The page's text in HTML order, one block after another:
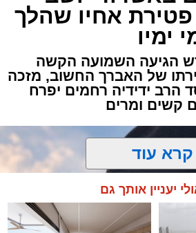
באשדוד, כתוצאה ממנו נפצע גבר כבן 30 באורח
יחד עם מתנדבי "הצלה
הוזעקו לזירה בעקבות דיווח
שהגיעו למקום העניקו
ראשוני, ולאחר מכן הוא פונה
כשמצבו מוגדר בינוני.
למקום סגרו את הזירה
נסיבות האירוע ולאיתור
אחיו שהלך
ימיו
הגיעה השמועה הקשה
של האברך החשוב, מזכה
הרב ידידיה רחמים יפרח
קשים ומרים
קרא עוד
יעניין אותך גם